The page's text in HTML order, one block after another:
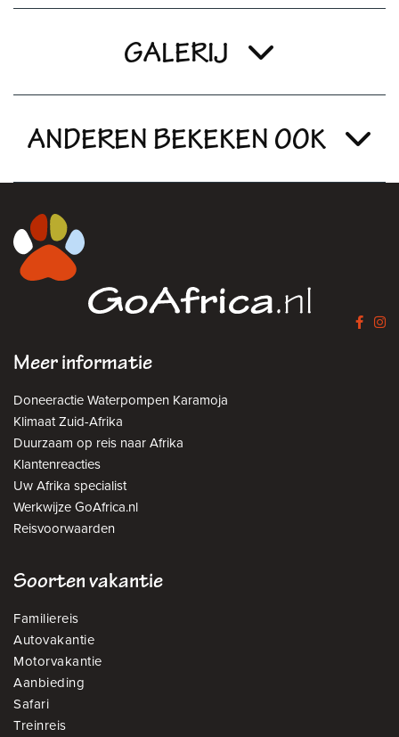
GALERIJ
ANDEREN BEKEKEN OOK
Meer informatie
Doneeractie Waterpompen Karamoja
Klimaat Zuid-Afrika
Duurzaam op reis naar Afrika
Klantenreacties
Uw Afrika specialist
Werkwijze GoAfrica.nl
Reisvoorwaarden
Soorten vakantie
Familiereis
Autovakantie
Motorvakantie
Aanbieding
Safari
Treinreis